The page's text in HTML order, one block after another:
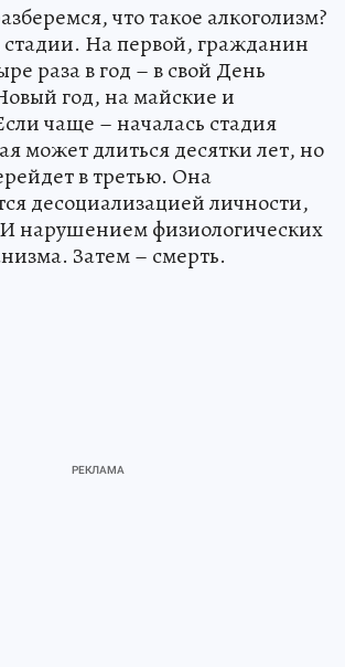
что такое алкоголизм?
На первой, гражданин
раза в год – в свой День
год, на майские и
чаще – началась стадия
может длиться десятки лет, но
в третью. Она
десоциализацией личности,
нарушением физиологических
Затем – смерть.